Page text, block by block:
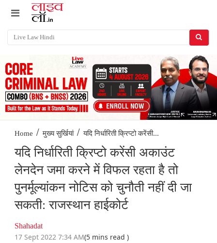
Home / मुख्य सुर्खियां / यदि निर्धारिती क्रिप्टो करेंसी...
यदि निर्धारिती क्रिप्टो करेंसी अकाउंट
लेनदेन जमा करने में विफल रहता है तो
पुनर्मूल्यांकन नोटिस को चुनौती नहीं दी जा
सकती: राजस्थान हाईकोर्ट
Shahadat
17 Sept 2022 7:34 AM(5 mins read )